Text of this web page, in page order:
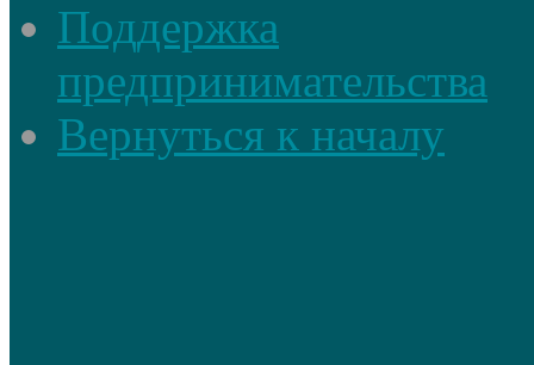
Поддержка
предпринимательства
Вернуться к началу